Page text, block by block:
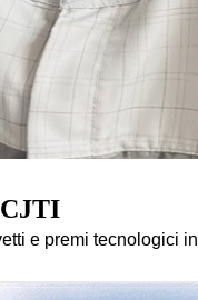
e premi tecnologici in